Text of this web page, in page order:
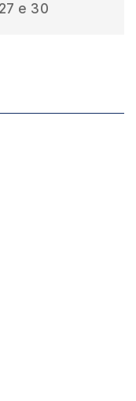
e 30